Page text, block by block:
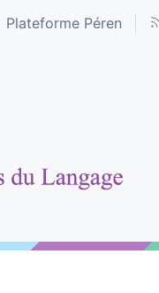
Plateforme Péren